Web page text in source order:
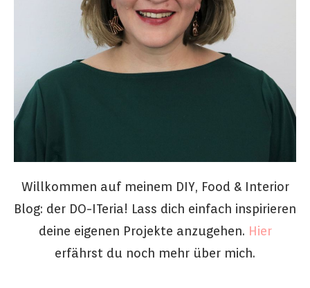
Willkommen auf meinem DIY, Food & Interior
Blog: der DO-ITeria! Lass dich einfach inspirieren
deine eigenen Projekte anzugehen. Hier
erfährst du noch mehr über mich.